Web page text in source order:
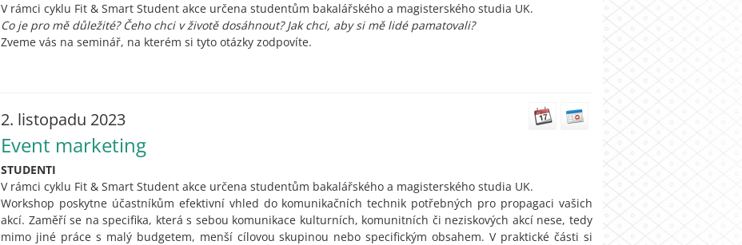
V rámci cyklu Fit & Smart Student akce určena studentům bakalářského a magisterského studia UK.
Co je pro mě důležité? Čeho chci v životě dosáhnout? Jak chci, aby si mě lidé pamatovali?
Zveme vás na seminář, na kterém si tyto otázky zodpovíte.
2. listopadu 2023
Event marketing
STUDENTI
V rámci cyklu Fit & Smart Student akce určena studentům bakalářského a magisterského studia UK.
Workshop poskytne účastníkům efektivní vhled do komunikačních technik potřebných pro propagaci vašich
akcí. Zaměří se na specifika, která s sebou komunikace kulturních, komunitních či neziskových akcí nese, tedy
mimo jiné práce s malý budgetem, menší cílovou skupinou nebo specifickým obsahem. V praktické části si